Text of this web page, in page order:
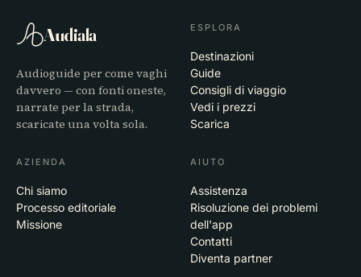
Audiala
Audioguide per come vaghi
davvero — con fonti oneste,
narrate per la strada,
scaricate una volta sola.
ESPLORA
Destinazioni
Guide
Consigli di viaggio
Vedi i prezzi
Scarica
AZIENDA
Chi siamo
Processo editoriale
Missione
AIUTO
Assistenza
Risoluzione dei problemi
dell'app
Contatti
Diventa partner